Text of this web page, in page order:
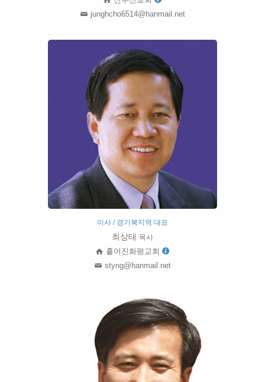
junghcho6514@hanmail.net
이사 / 경기북지역 대표
최상태 목사
흩어진화평교회
styng@hanmail.net